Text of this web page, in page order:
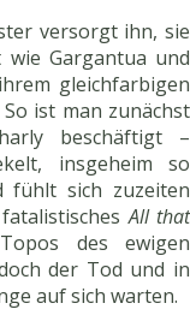
versorgt ihn, sie
wie Gargantua und
gleichfarbigen
ist man zunächst
beschäftigt –
insgeheim so
fühlt sich zuzeiten
All that
des ewigen
der Tod und in
auf sich warten.